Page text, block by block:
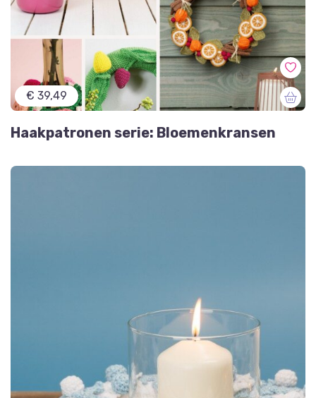
€ 39,49
Haakpatronen serie: Bloemenkransen